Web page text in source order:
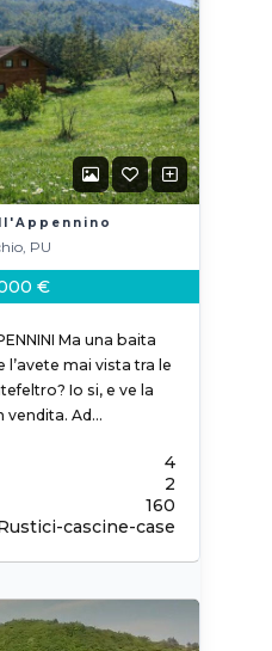
PU
€
Ma una baita
mai vista tra le
Io si, e ve la
Ad…
4
2
160
cascine-case